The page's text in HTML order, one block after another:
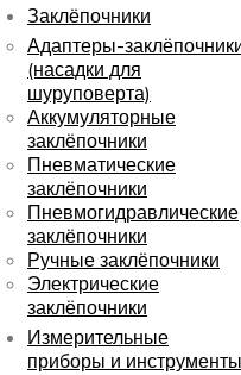
Заклёпочники
Адаптеры-
(насадки для
шуруповерта)
Аккумуляторные
заклёпочники
Пневматические
заклёпочники
Пневмогидравлические
заклёпочники
Ручные заклёпочники
Электрические
заклёпочники
Измерительные
приборы и инструменты